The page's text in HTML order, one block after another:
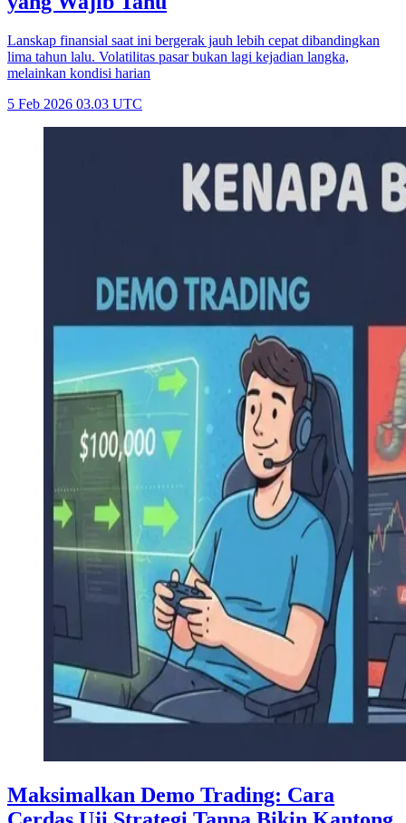
Lanskap finansial saat ini bergerak jauh lebih cepat dibandingkan
lima tahun lalu. Volatilitas pasar bukan lagi kejadian langka,
melainkan kondisi harian
5 Feb 2026 03.03 UTC
Maksimalkan Demo Trading: Cara